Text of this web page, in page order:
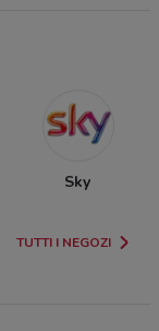
Sky
TUTTI I NEGOZI